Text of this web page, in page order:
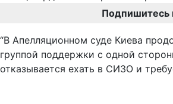
Подпишитесь
“В Апелляционном суде Киева
группой поддержки с одной
отказывается ехать в СИЗО и